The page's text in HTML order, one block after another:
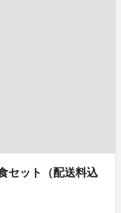
セット（配送料込